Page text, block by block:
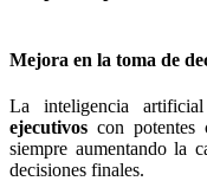
Mejora en la toma de
La inteligencia artificial
ejecutivos con potentes
siempre aumentando la
decisiones finales.